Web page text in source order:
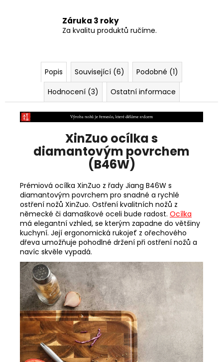
Záruka 3 roky
Za kvalitu produktů ručíme.
Popis Související (6)
Podobné (1)
Hodnocení (3)
Ostatní informace
XinZuo ocílka s
diamantovým povrchem
(B46W)
Prémiová ocílka XinZuo z řady Jiang B46W s
diamantovým povrchem pro snadné a rychlé
ostření nožů XinZuo. Ostření kvalitních nožů z
německé či damaškové oceli bude radost. Ocílka
má elegantní vzhled, se kterým zapadne do většiny
kuchyní. Její ergonomická rukojeť z ořechového
dřeva umožňuje pohodlné držení při ostření nožů a
navíc skvěle vypadá.